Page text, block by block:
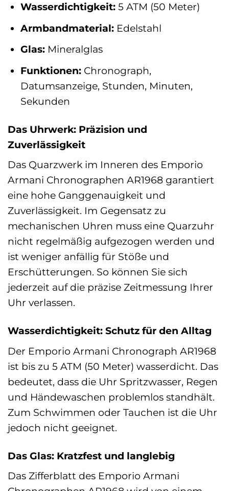
Wasserdichtigkeit:5 ATM (50 Meter)
Armbandmaterial:Edelstahl
Glas:Mineralglas
Funktionen:Chronograph,
Datumsanzeige, Stunden, Minuten,
Sekunden
Das Uhrwerk: Präzision und
Zuverlässigkeit
Das Quarzwerk im Inneren des Emporio
Armani Chronographen AR1968 garantiert
eine hohe Ganggenauigkeit und
Zuverlässigkeit. Im Gegensatz zu
mechanischen Uhren muss eine Quarzuhr
nicht regelmäßig aufgezogen werden und
ist weniger anfällig für Stöße und
Erschütterungen. So können Sie sich
jederzeit auf die präzise Zeitmessung Ihrer
Uhr verlassen.
Wasserdichtigkeit: Schutz für den Alltag
Der Emporio Armani Chronograph AR1968
ist bis zu 5 ATM (50 Meter) wasserdicht. Das
bedeutet, dass die Uhr Spritzwasser, Regen
und Händewaschen problemlos standhält.
Zum Schwimmen oder Tauchen ist die Uhr
jedoch nicht geeignet.
Das Glas: Kratzfest und langlebig
Das Zifferblatt des Emporio Armani